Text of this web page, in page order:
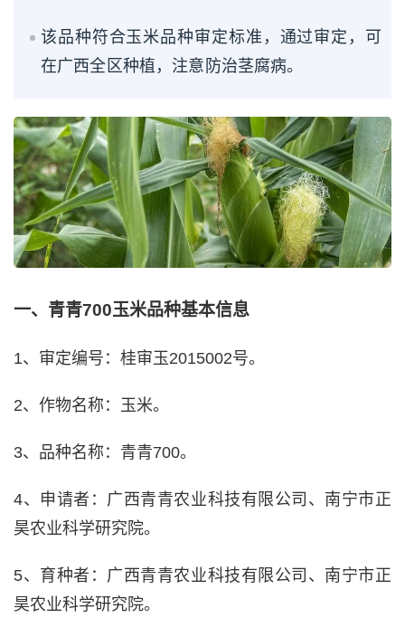
该品种符合玉米品种审定标准，通过审定，可
在广西全区种植，注意防治茎腐病。
一、青青700玉米品种基本信息
1、审定编号：桂审玉2015002号。
2、作物名称：玉米。
3、品种名称：青青700。
4、申请者：广西青青农业科技有限公司、南宁市正
昊农业科学研究院。
5、育种者：广西青青农业科技有限公司、南宁市正
昊农业科学研究院。